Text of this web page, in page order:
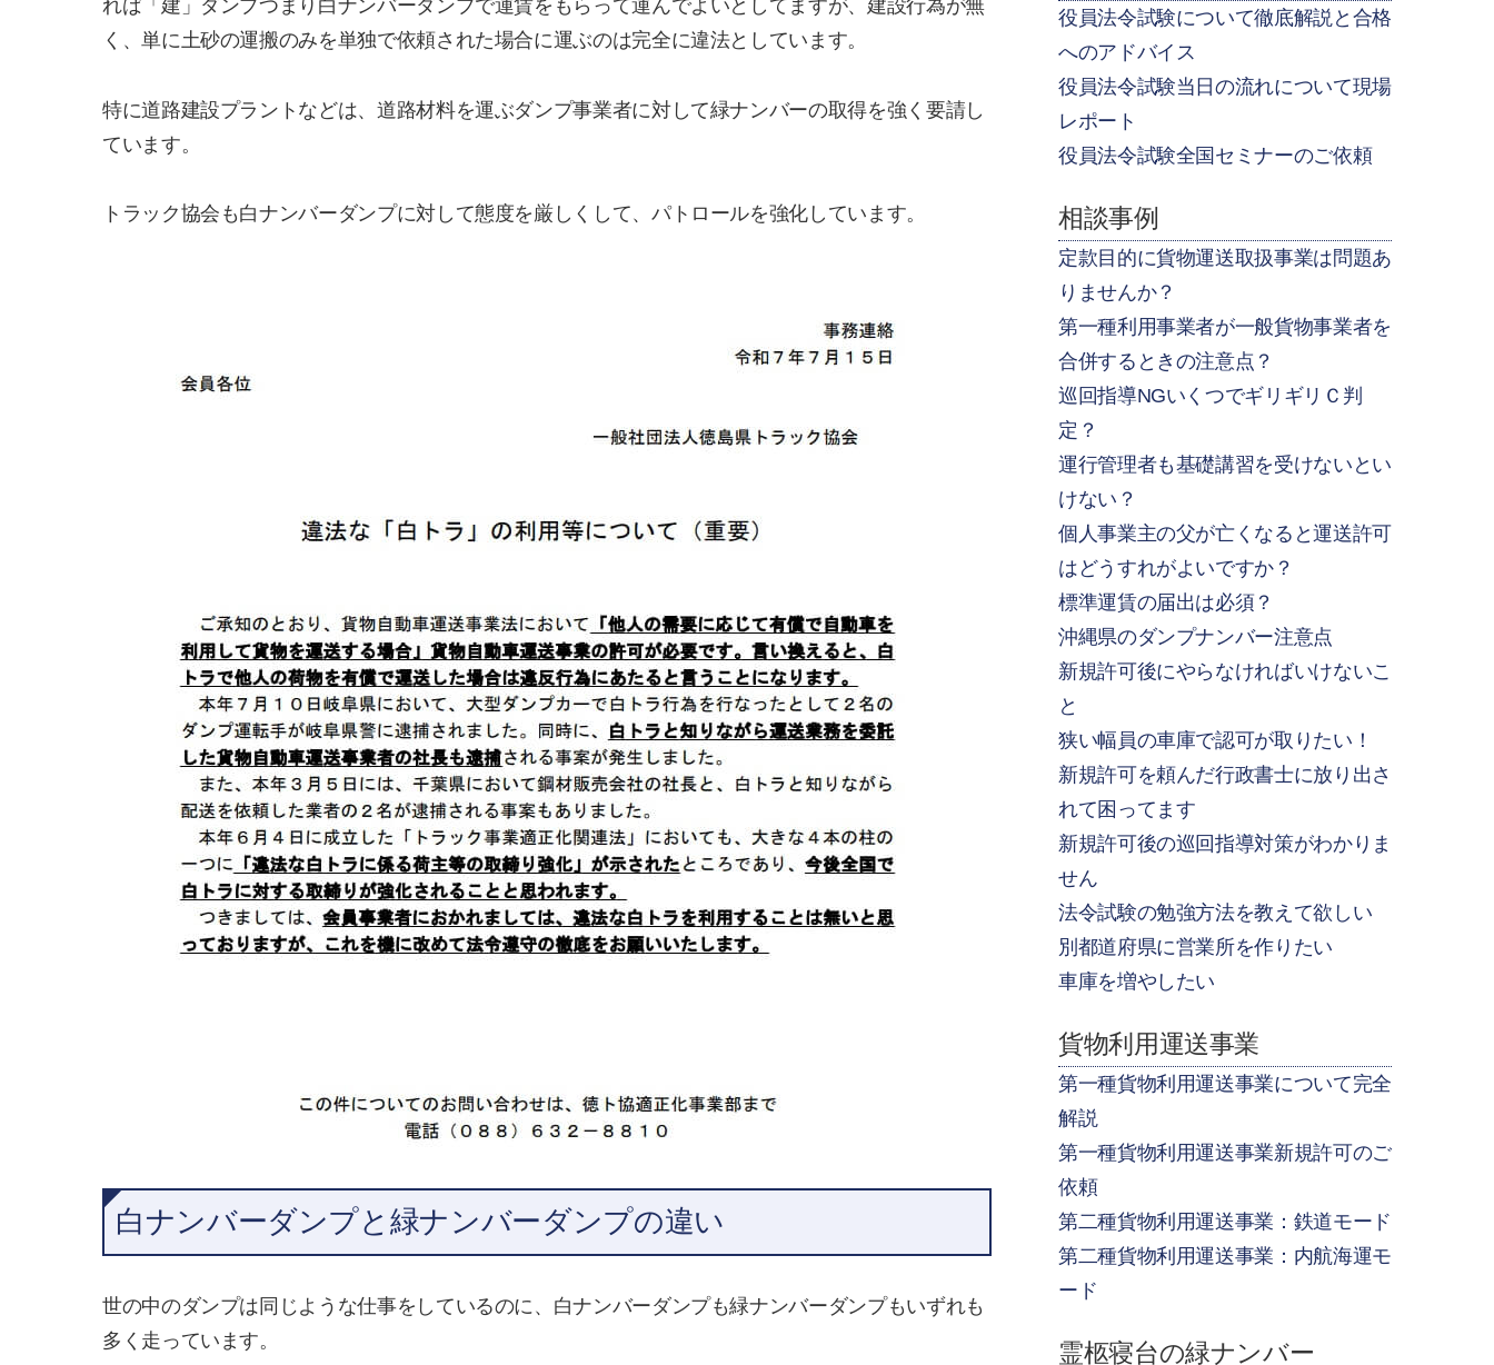
れば「建」ダンプつまり白ナンバーダンプで運賃をもらって運んでよいとしてますが、建設行為が無
く、単に土砂の運搬のみを単独で依頼された場合に運ぶのは完全に違法としています。
特に道路建設プラントなどは、道路材料を運ぶダンプ事業者に対して緑ナンバーの取得を強く要請し
ています。
トラック協会も白ナンバーダンプに対して態度を厳しくして、パトロールを強化しています。
白ナンバーダンプと緑ナンバーダンプの違い
世の中のダンプは同じような仕事をしているのに、白ナンバーダンプも緑ナンバーダンプもいずれも
多く走っています。
役員法令試験について徹底解説と合格
へのアドバイス
役員法令試験当日の流れについて現場
レポート
役員法令試験全国セミナーのご依頼
相談事例
定款目的に貨物運送取扱事業は問題あ
りませんか？
第一種利用事業者が一般貨物事業者を
合併するときの注意点？
巡回指導NGいくつでギリギリＣ判
定？
運行管理者も基礎講習を受けないとい
けない？
個人事業主の父が亡くなると運送許可
はどうすれがよいですか？
標準運賃の届出は必須？
沖縄県のダンプナンバー注意点
新規許可後にやらなければいけないこ
と
狭い幅員の車庫で認可が取りたい！
新規許可を頼んだ行政書士に放り出さ
れて困ってます
新規許可後の巡回指導対策がわかりま
せん
法令試験の勉強方法を教えて欲しい
別都道府県に営業所を作りたい
車庫を増やしたい
貨物利用運送事業
第一種貨物利用運送事業について完全
解説
第一種貨物利用運送事業新規許可のご
依頼
第二種貨物利用運送事業：鉄道モード
第二種貨物利用運送事業：内航海運モ
ード
霊柩寝台の緑ナンバー